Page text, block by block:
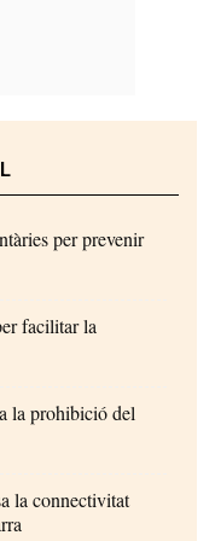
per prevenir
facilitar la
la prohibició del
la connectivitat